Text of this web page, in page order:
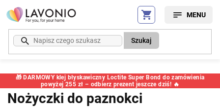
Przejść
do
treści
🎁 DARMOWY klej błyskawiczny Loctite Super Bond do zamówienia
powyżej 255 zł – odbierz prezent jeszcze dziś! 🔥
Szukaj
Nożyczki do paznokci